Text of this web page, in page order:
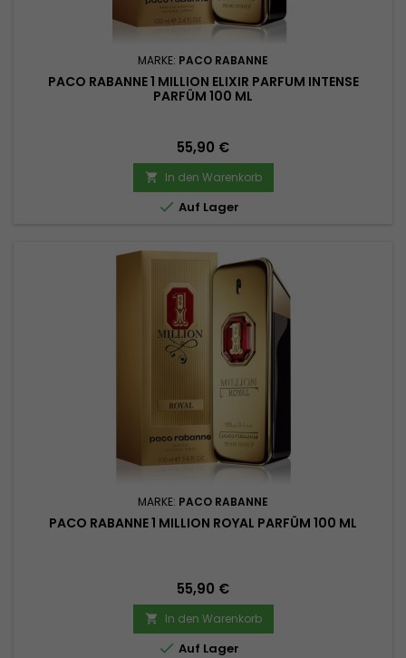
MARKE: PACO RABANNE
PACO RABANNE 1 MILLION ELIXIR PARFUM INTENSE
PARFÜM 100 ML
Preis
55,90 €
 In den Warenkorb
 Auf Lager
MARKE: PACO RABANNE
PACO RABANNE 1 MILLION ROYAL PARFÜM 100 ML
Preis
55,90 €
 In den Warenkorb
 Auf Lager